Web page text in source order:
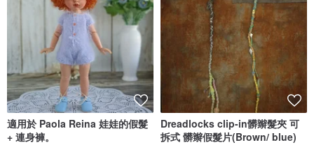
適用於 Paola Reina 娃娃的假髮
+ 連身褲。
Dreadlocks clip-in髒辮髮夾 可
拆式 髒辮假髮片(Brown/ blue)